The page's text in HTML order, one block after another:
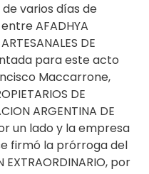
varios días de
AFADHYA
DE
para este acto
Maccarrone,
DE
ARGENTINA DE
un lado y la empresa
firmó la prórroga del
EXTRAORDINARIO, por